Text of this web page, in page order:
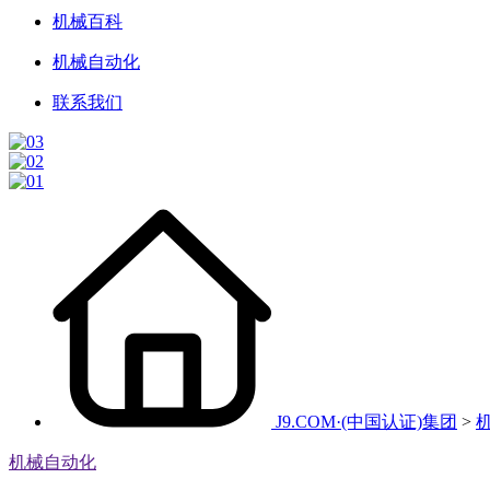
机械百科
机械自动化
联系我们
J9.COM·(中国认证)集团 >
机械自动化